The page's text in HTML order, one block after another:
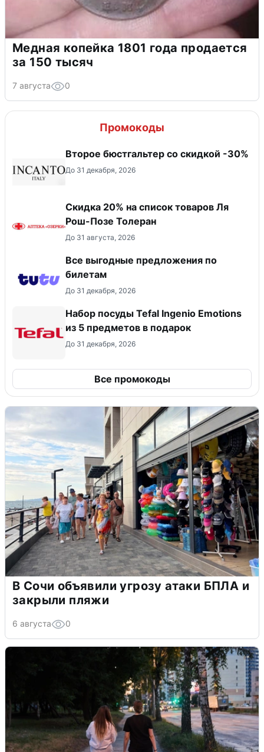
Медная копейка 1801 года продается
за 150 тысяч
7 августа 0
Промокоды
Второе бюстгальтер со скидкой -30%
До 31 декабря, 2026
Скидка 20% на список товаров Ля
Рош-Позе Толеран
До 31 августа, 2026
Все выгодные предложения по
билетам
До 31 декабря, 2026
Набор посуды Tefal Ingenio Emotions
из 5 предметов в подарок
До 31 декабря, 2026
Все промокоды
В Сочи объявили угрозу атаки БПЛА и
закрыли пляжи
6 августа 0